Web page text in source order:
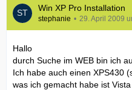
Win XP Pro Installation
stephanie 29. April 2009
Hallo
durch Suche im WEB bin ich
Ich habe auch einen XPS430
was ich gemacht habe ist